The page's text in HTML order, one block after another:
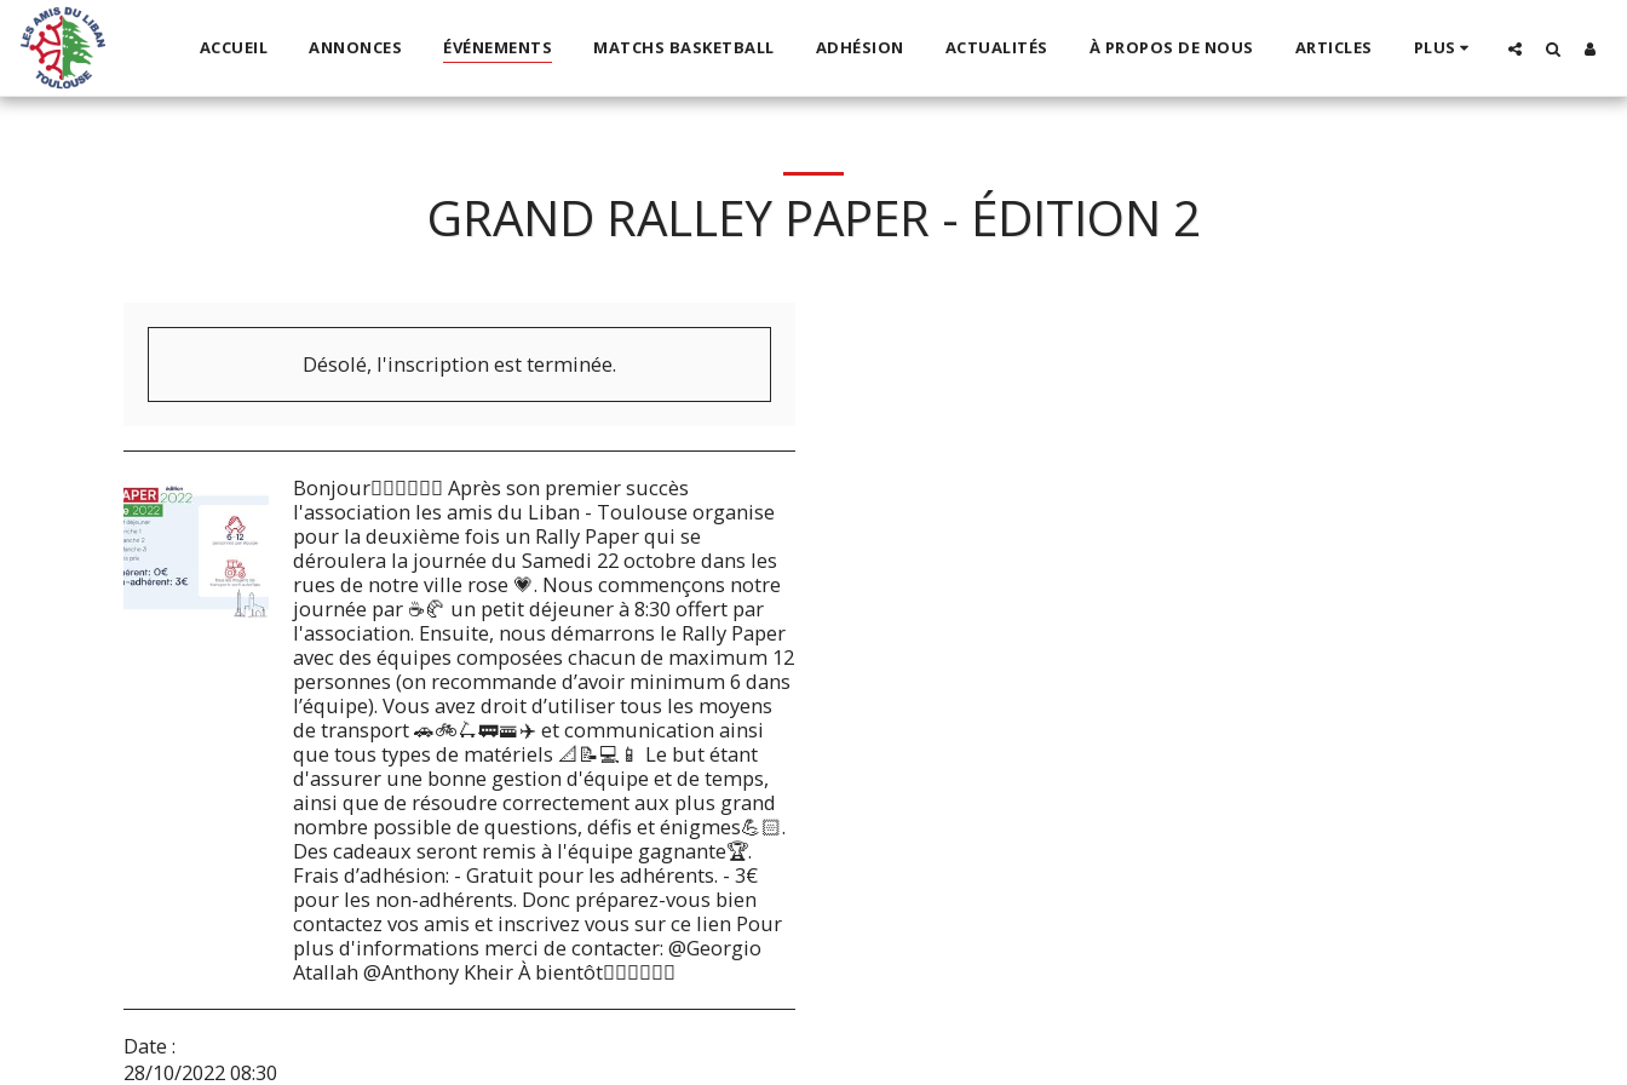
ACCUEIL ANNONCES ÉVÉNEMENTS MATCHS BASKETBALL ADHÉSION ACTUALITÉS À PROPOS DE NOUS ARTICLES PLUS
GRAND RALLEY PAPER - ÉDITION 2
Désolé, l'inscription est terminée.
Bonjour🙋🏻‍♂🙋🏼‍♀ Après son premier succès
l'association les amis du Liban - Toulouse organise
pour la deuxième fois un Rally Paper qui se
déroulera la journée du Samedi 22 octobre dans les
rues de notre ville rose 💗. Nous commençons notre
journée par ☕🥐 un petit déjeuner à 8:30 offert par
l'association. Ensuite, nous démarrons le Rally Paper
avec des équipes composées chacun de maximum 12
personnes (on recommande d’avoir minimum 6 dans
l’équipe). Vous avez droit d’utiliser tous les moyens
de transport 🚗🚲🛴🚃🚟✈️ et communication ainsi
que tous types de matériels 📐📝💻📱 Le but étant
d'assurer une bonne gestion d'équipe et de temps,
ainsi que de résoudre correctement aux plus grand
nombre possible de questions, défis et énigmes💪🏻.
Des cadeaux seront remis à l'équipe gagnante🏆.
Frais d’adhésion: - Gratuit pour les adhérents. - 3€
pour les non-adhérents. Donc préparez-vous bien
contactez vos amis et inscrivez vous sur ce lien Pour
plus d'informations merci de contacter: @⁨Georgio
Atallah⁩ @⁨Anthony Kheir⁩ À bientôt🙋🏻‍♂🙋🏼‍♀
Date :
28/10/2022 08:30